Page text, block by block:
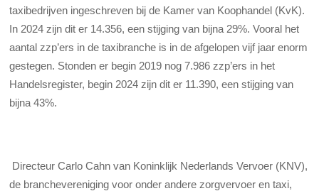
taxibedrijven ingeschreven bij de Kamer van Koophandel (KvK).
In 2024 zijn dit er 14.356, een stijging van bijna 29%. Vooral het
aantal zzp’ers in de taxibranche is in de afgelopen vijf jaar enorm
gestegen. Stonden er begin 2019 nog 7.986 zzp’ers in het
Handelsregister, begin 2024 zijn dit er 11.390, een stijging van
bijna 43%.
Directeur Carlo Cahn van Koninklijk Nederlands Vervoer (KNV),
de branchevereniging voor onder andere zorgvervoer en taxi,